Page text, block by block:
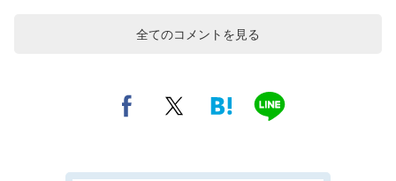
全てのコメントを見る